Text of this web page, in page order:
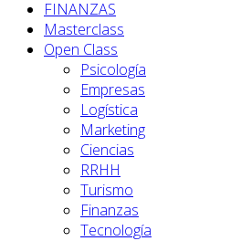
FINANZAS
Masterclass
Open Class
Psicología
Empresas
Logística
Marketing
Ciencias
RRHH
Turismo
Finanzas
Tecnología